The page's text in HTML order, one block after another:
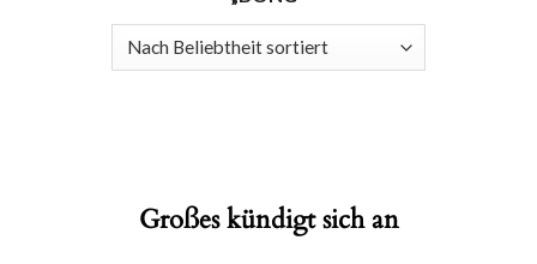
Großes kündigt sich an